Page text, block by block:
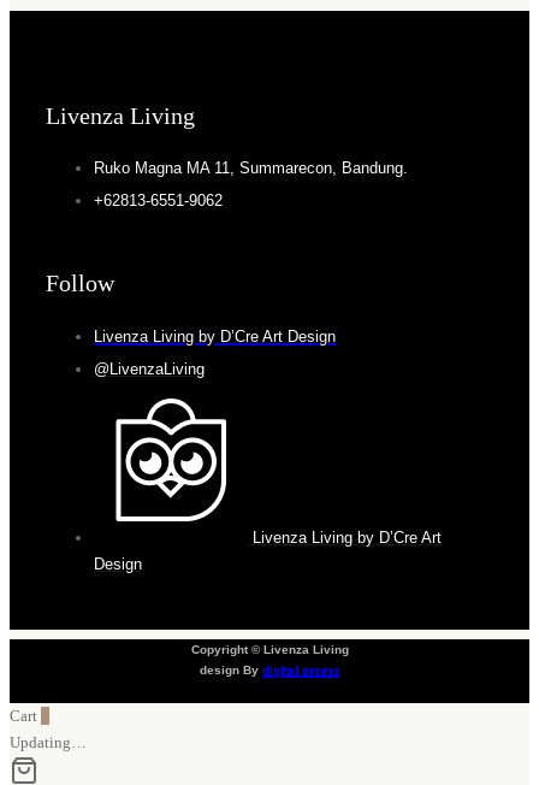
Livenza Living
Ruko Magna MA 11, Summarecon, Bandung.
+62813-6551-9062
Follow
Livenza Living by D’Cre Art Design
@LivenzaLiving
Livenza Living by D’Cre Art
Design
Copyright © Livenza Living
design By digital promo
Cart
Updating…